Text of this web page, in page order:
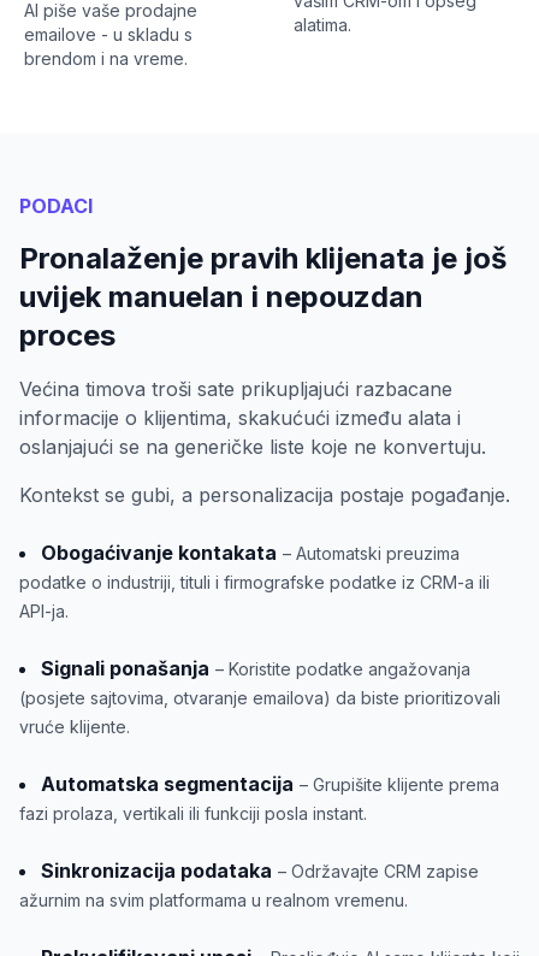
AI piše vaše prodajne
emailove - u skladu s
brendom i na vreme.
alatima.
PODACI
Pronalaženje pravih klijenata je još
uvijek manuelan i nepouzdan
proces
Većina timova troši sate prikupljajući razbacane
informacije o klijentima, skakućući između alata i
oslanjajući se na generičke liste koje ne konvertuju.
Kontekst se gubi, a personalizacija postaje pogađanje.
Obogaćivanje kontakata – Automatski preuzima
podatke o industriji, tituli i firmografske podatke iz CRM-a ili
API-ja.
Signali ponašanja – Koristite podatke angažovanja
(posjete sajtovima, otvaranje emailova) da biste prioritizovali
vruće klijente.
Automatska segmentacija – Grupišite klijente prema
fazi prolaza, vertikali ili funkciji posla instant.
Sinkronizacija podataka – Održavajte CRM zapise
ažurnim na svim platformama u realnom vremenu.